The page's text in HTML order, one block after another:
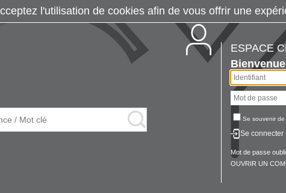
ESPACE
Bienvenue
Se souvenir de
Se connecter
Mot de passe
OUVRIR UN
l'utilisation de cookies afin de vous offrir une